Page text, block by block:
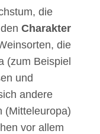
die
Charakter
die
(zum Beispiel
und
andere
(Mitteleuropa)
vor allem